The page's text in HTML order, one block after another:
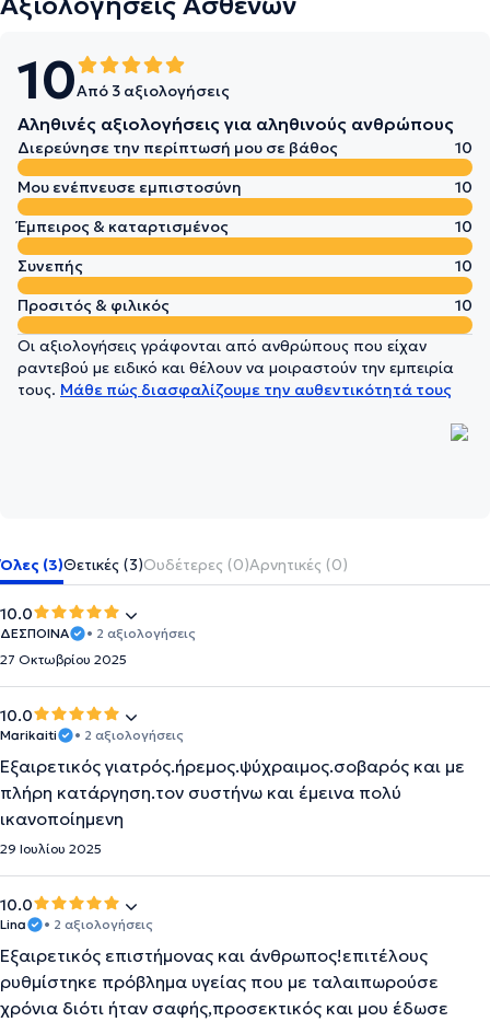
10Από 3 αξιολογήσεις
Αληθινές αξιολογήσεις για αληθινούς ανθρώπους
Διερεύνησε την περίπτωσή μου σε βάθος
10
Μου ενέπνευσε εμπιστοσύνη
10
Έμπειρος & καταρτισμένος
10
Συνεπής
10
Προσιτός & φιλικός
10
Οι αξιολογήσεις γράφονται από ανθρώπους που είχαν
ραντεβού με ειδικό και θέλουν να μοιραστούν την εμπειρία
τους. Μάθε πώς διασφαλίζουμε την αυθεντικότητά τους
Όλες (3)Θετικές (3)Ουδέτερες (0)Αρνητικές (0)
10.0
ΔΕΣΠΟΙΝΑ
• 2 αξιολογήσεις
27 Οκτωβρίου 2025
10.0
Marikaiti • 2 αξιολογήσεις
Εξαιρετικός γιατρός.ήρεμος.ψύχραιμος.σοβαρός και με
πλήρη κατάργηση.τον συστήνω και έμεινα πολύ
ικανοποίημενη
29 Ιουλίου 2025
10.0
Lina • 2 αξιολογήσεις
Εξαιρετικός επιστήμονας και άνθρωπος!επιτέλους
ρυθμίστηκε πρόβλημα υγείας που με ταλαιπωρούσε
χρόνια διότι ήταν σαφής,προσεκτικός και μου έδωσε